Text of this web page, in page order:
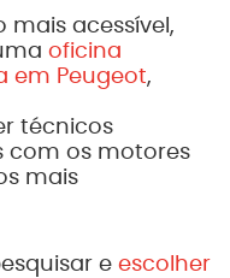
mais acessível,
oficina
em Peugeot,
técnicos
com os motores
mais
e escolher